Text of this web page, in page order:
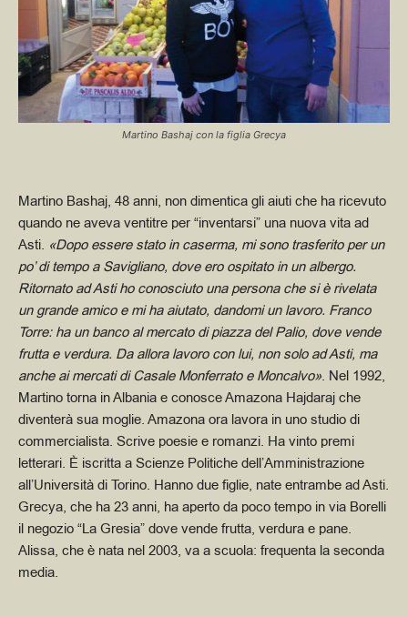
Martino Bashaj con la figlia Grecya
Martino Bashaj, 48 anni, non dimentica gli aiuti che ha ricevuto
quando ne aveva ventitre per “inventarsi” una nuova vita ad
Asti. «Dopo essere stato in caserma, mi sono trasferito per un
po’ di tempo a Savigliano, dove ero ospitato in un albergo.
Ritornato ad Asti ho conosciuto una persona che si è rivelata
un grande amico e mi ha aiutato, dandomi un lavoro. Franco
Torre: ha un banco al mercato di piazza del Palio, dove vende
frutta e verdura. Da allora lavoro con lui, non solo ad Asti, ma
anche ai mercati di Casale Monferrato e Moncalvo». Nel 1992,
Martino torna in Albania e conosce Amazona Hajdaraj che
diventerà sua moglie. Amazona ora lavora in uno studio di
commercialista. Scrive poesie e romanzi. Ha vinto premi
letterari. È iscritta a Scienze Politiche dell’Amministrazione
all’Università di Torino. Hanno due figlie, nate entrambe ad Asti.
Grecya, che ha 23 anni, ha aperto da poco tempo in via Borelli
il negozio “La Gresia” dove vende frutta, verdura e pane.
Alissa, che è nata nel 2003, va a scuola: frequenta la seconda
media.